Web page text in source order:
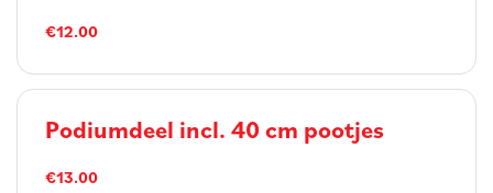
€12.00
Podiumdeel incl. 40 cm pootjes
€13.00